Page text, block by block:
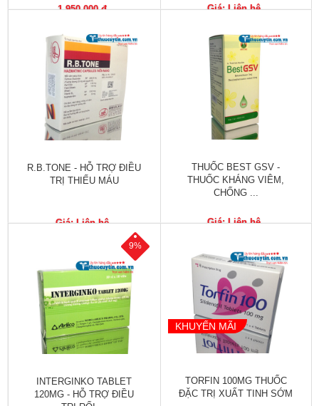
Gan,
Thận,
Tiêu
hóa
Cơ
Khớp
Kháng
khuẩn
Tai,
Mũi,
Họng,
Hô
Chống
viêm,
1,950,000 đ Giá: Liên hệ
R.B.TONE - HỖ TRỢ ĐIỀU
TRỊ THIẾU MÁU
Giá: Liên hệ
THUỐC BEST GSV -
THUỐC KHÁNG VIÊM,
CHỐNG ...
Giá: Liên hệ
9%
INTERGINKO TABLET
120MG - HỖ TRỢ ĐIỀU
KHUYẾN MÃI
TORFIN 100MG THUỐC
ĐẶC TRỊ XUẤT TINH SỚM